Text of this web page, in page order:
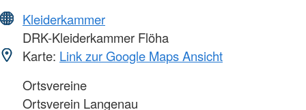
Kleiderkammer
DRK-Kleiderkammer Flöha
Karte: Link zur Google Maps Ansicht
Ortsvereine
Ortsverein Langenau